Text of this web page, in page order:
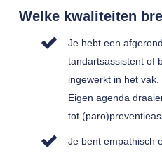
Welke kwaliteiten
Je hebt een
tandartsassistent of
ingewerkt in het vak.
Eigen agenda
tot
Je bent empathisch